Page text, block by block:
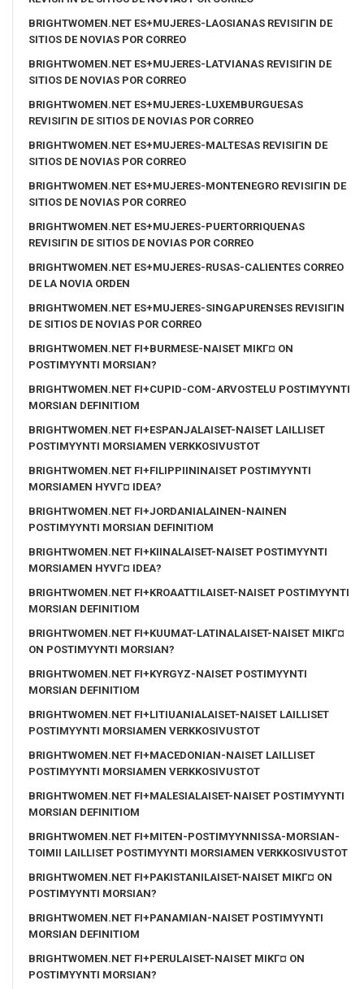
BRIGHTWOMEN.NET ES+MUJERES-LAOSIANAS REVISIГІN DE
SITIOS DE NOVIAS POR CORREO
BRIGHTWOMEN.NET ES+MUJERES-LATVIANAS REVISIГІN DE
SITIOS DE NOVIAS POR CORREO
BRIGHTWOMEN.NET ES+MUJERES-LUXEMBURGUESAS
REVISIГІN DE SITIOS DE NOVIAS POR CORREO
BRIGHTWOMEN.NET ES+MUJERES-MALTESAS REVISIГІN DE
SITIOS DE NOVIAS POR CORREO
BRIGHTWOMEN.NET ES+MUJERES-MONTENEGRO REVISIГІN DE
SITIOS DE NOVIAS POR CORREO
BRIGHTWOMEN.NET ES+MUJERES-PUERTORRIQUENAS
REVISIГІN DE SITIOS DE NOVIAS POR CORREO
BRIGHTWOMEN.NET ES+MUJERES-RUSAS-CALIENTES CORREO
DE LA NOVIA ORDEN
BRIGHTWOMEN.NET ES+MUJERES-SINGAPURENSES REVISIГІN
DE SITIOS DE NOVIAS POR CORREO
BRIGHTWOMEN.NET FI+BURMESE-NAISET MIKГ¤ ON
POSTIMYYNTI MORSIAN?
BRIGHTWOMEN.NET FI+CUPID-COM-ARVOSTELU POSTIMYYNTI
MORSIAN DEFINITIOM
BRIGHTWOMEN.NET FI+ESPANJALAISET-NAISET LAILLISET
POSTIMYYNTI MORSIAMEN VERKKOSIVUSTOT
BRIGHTWOMEN.NET FI+FILIPPIININAISET POSTIMYYNTI
MORSIAMEN HYVГ¤ IDEA?
BRIGHTWOMEN.NET FI+JORDANIALAINEN-NAINEN
POSTIMYYNTI MORSIAN DEFINITIOM
BRIGHTWOMEN.NET FI+KIINALAISET-NAISET POSTIMYYNTI
MORSIAMEN HYVГ¤ IDEA?
BRIGHTWOMEN.NET FI+KROAATTILAISET-NAISET POSTIMYYNTI
MORSIAN DEFINITIOM
BRIGHTWOMEN.NET FI+KUUMAT-LATINALAISET-NAISET MIKГ¤
ON POSTIMYYNTI MORSIAN?
BRIGHTWOMEN.NET FI+KYRGYZ-NAISET POSTIMYYNTI
MORSIAN DEFINITIOM
BRIGHTWOMEN.NET FI+LITIUANIALAISET-NAISET LAILLISET
POSTIMYYNTI MORSIAMEN VERKKOSIVUSTOT
BRIGHTWOMEN.NET FI+MACEDONIAN-NAISET LAILLISET
POSTIMYYNTI MORSIAMEN VERKKOSIVUSTOT
BRIGHTWOMEN.NET FI+MALESIALAISET-NAISET POSTIMYYNTI
MORSIAN DEFINITIOM
BRIGHTWOMEN.NET FI+MITEN-POSTIMYYNNISSA-MORSIAN-
TOIMII LAILLISET POSTIMYYNTI MORSIAMEN VERKKOSIVUSTOT
BRIGHTWOMEN.NET FI+PAKISTANILAISET-NAISET MIKГ¤ ON
POSTIMYYNTI MORSIAN?
BRIGHTWOMEN.NET FI+PANAMIAN-NAISET POSTIMYYNTI
MORSIAN DEFINITIOM
BRIGHTWOMEN.NET FI+PERULAISET-NAISET MIKГ¤ ON
POSTIMYYNTI MORSIAN?